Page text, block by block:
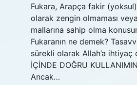
Fukara, Arapça fakir
olarak zengin olmaması
mallarına sahip olma
Fukaranın ne demek?
sürekli olarak Allah’a ihtiyaç
İÇİNDE DOĞRU
Ancak…